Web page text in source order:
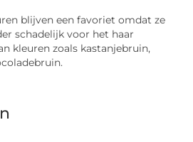
blijven een favoriet omdat ze
schadelijk voor het haar
kleuren zoals kastanjebruin,